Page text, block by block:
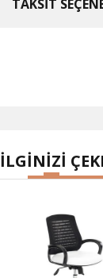
TAKSİT
İLGİNİZİ